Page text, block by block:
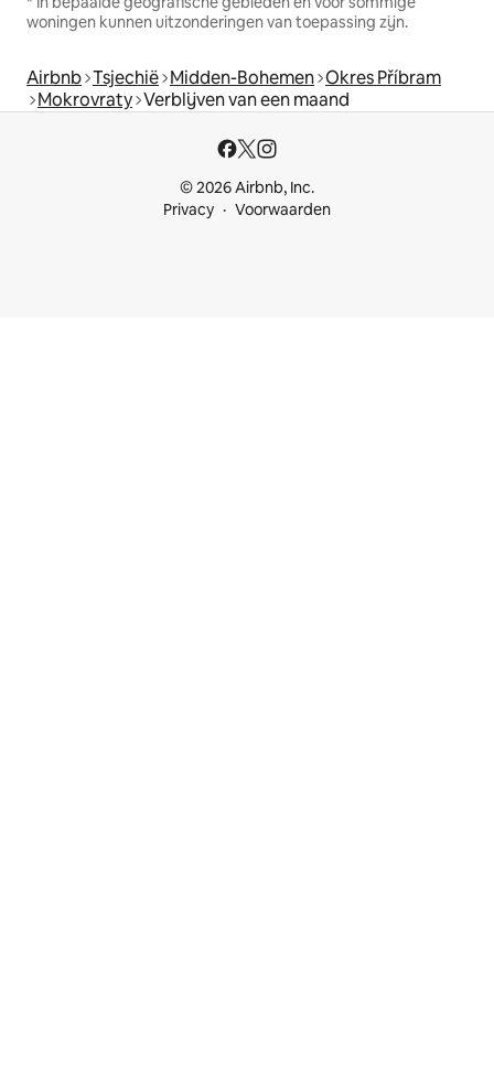
woningen kunnen uitzonderingen van toepassing zijn.
Airbnb Tsjechië Midden-Bohemen Okres Příbram
Mokrovraty Verblijven van een maand
© 2026 Airbnb, Inc.
Privacy
Voorwaarden